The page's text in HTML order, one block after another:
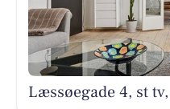
Læssøegade 4, st